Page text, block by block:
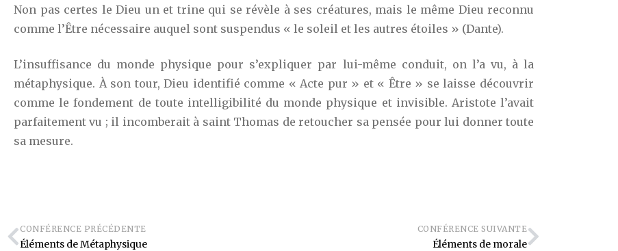
Non pas certes le Dieu un et trine qui se révèle à ses créatures, mais le même Dieu reconnu
comme l’Être nécessaire auquel sont suspendus « le soleil et les autres étoiles » (Dante).
L’insuffisance du monde physique pour s’expliquer par lui-même conduit, on l’a vu, à la
métaphysique. À son tour, Dieu identifié comme « Acte pur » et « Être » se laisse découvrir
comme le fondement de toute intelligibilité du monde physique et invisible. Aristote l’avait
parfaitement vu ; il incomberait à saint Thomas de retoucher sa pensée pour lui donner toute
sa mesure.
CONFÉRENCE PRÉCÉDENTE
Éléments de Métaphysique
CONFÉRENCE SUIVANTE
Éléments de morale